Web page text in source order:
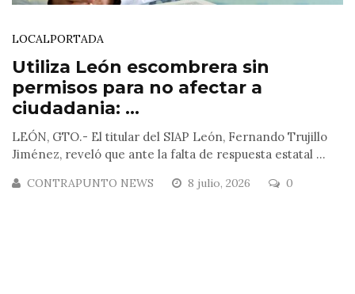
LOCALPORTADA
Utiliza León escombrera sin
permisos para no afectar a
ciudadania: ...
LEÓN, GTO.- El titular del SIAP León, Fernando Trujillo
Jiménez, reveló que ante la falta de respuesta estatal ...
CONTRAPUNTO NEWS 8 julio, 2026 0